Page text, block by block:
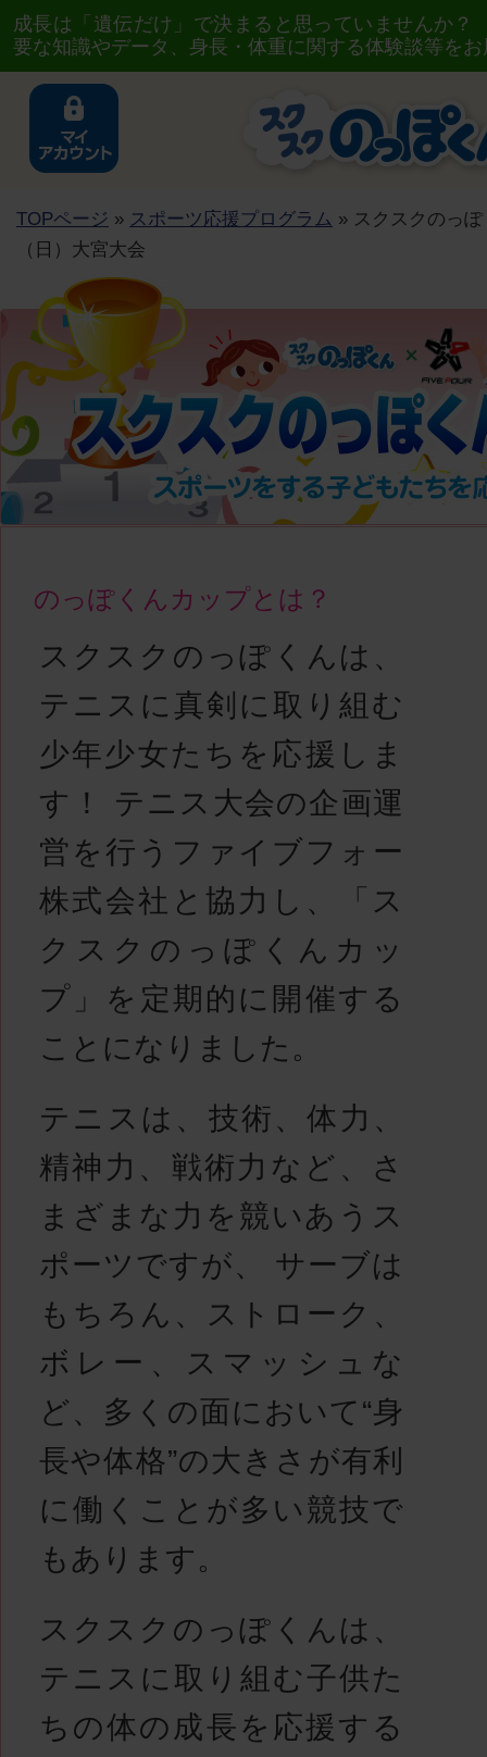
成長は「遺伝だけ」で決まると思っていませんか
要な知識やデータ、身長・体重に関する体験談等を
TOPページ » スポーツ応援プログラム » スクスクのっ
（日）大宮大会
のっぽくんカップとは？
スクスクのっぽくんは、
テニスに真剣に取り組む
少年少女たちを応援しま
す！ テニス大会の企画運
営を行うファイブフォー
株式会社と協力し、「ス
クスクのっぽくんカッ
プ」を定期的に開催する
ことになりました。
テニスは、技術、体力、
精神力、戦術力など、さ
まざまな力を競いあうス
ポーツですが、 サーブは
もちろん、ストローク、
ボレー、スマッシュな
ど、多くの面において“身
長や体格”の大きさが有利
に働くことが多い競技で
もあります。
スクスクのっぽくんは、
テニスに取り組む子供た
ちの体の成長を応援する